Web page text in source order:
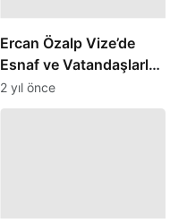
Ercan Özalp Vize’de
Esnaf ve Vatandaşlarla
Buluştu
2 yıl önce